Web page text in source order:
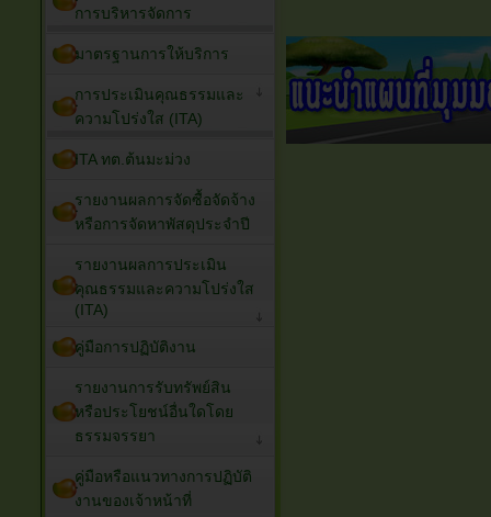
การบริหารจัดการ
มาตรฐานการให้บริการ
การประเมินคุณธรรมและ
ความโปร่งใส (ITA)
ITA ทต.ต้นมะม่วง
รายงานผลการจัดซื้อจัดจ้าง
หรือการจัดหาพัสดุประจำปี
รายงานผลการประเมิน
คุณธรรมและความโปร่งใส
(ITA)
คู่มือการปฏิบัติงาน
รายงานการรับทรัพย์สิน
หรือประโยชน์อื่นใดโดย
ธรรมจรรยา
คู่มือหรือแนวทางการปฏิบัติ
งานของเจ้าหน้าที่